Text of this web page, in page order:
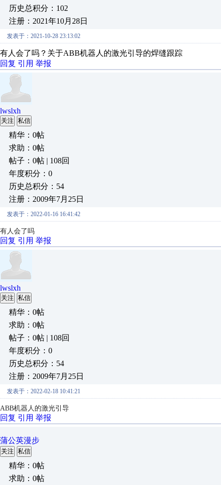
历史总积分：102
注册：2021年10月28日
发表于：2021-10-28 23:13:02
有人会了吗？关于ABB机器人的激光引导的焊缝跟踪
回复 引用 举报
lwslxh
关注 私信
精华：0帖
求助：0帖
帖子：0帖 | 108回
年度积分：0
历史总积分：54
注册：2009年7月25日
发表于：2022-01-16 16:41:42
有人会了吗
回复 引用 举报
lwslxh
关注 私信
精华：0帖
求助：0帖
帖子：0帖 | 108回
年度积分：0
历史总积分：54
注册：2009年7月25日
发表于：2022-02-18 10:41:21
ABB机器人的激光引导
回复 引用 举报
蒲公英漫步
关注 私信
精华：0帖
求助：0帖